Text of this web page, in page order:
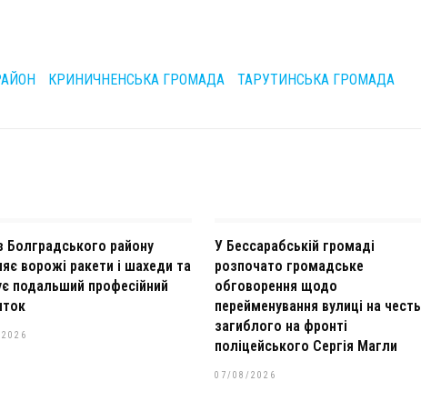
КРИНИЧНЕНСЬКА ГРОМАДА ТАРУТИНСЬКА ГРОМАДА
Болградського району
ворожі ракети і шахеди та
подальший професійний
У Бессарабській громаді
розпочато громадське
обговорення щодо
перейменування вулиці на честь
загиблого на фронті
поліцейського Сергія Магли
07/08/2026